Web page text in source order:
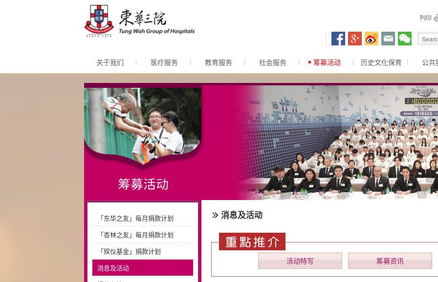
关于我们 医疗服务 教育服务 社会服务 筹募活动 历史文化保育 公共
「东华之友」每月捐款计划
「杏林之友」每月捐款计划
「殡仪基金」捐款计划
消息及活动
消息及活动
活动特写 筹募资讯